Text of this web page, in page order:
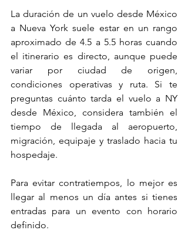
La duración de un vuelo desde México
a Nueva York suele estar en un rango
aproximado de 4.5 a 5.5 horas cuando
el itinerario es directo, aunque puede
variar por ciudad de origen,
condiciones operativas y ruta. Si te
preguntas cuánto tarda el vuelo a NY
desde México, considera también el
tiempo de llegada al aeropuerto,
migración, equipaje y traslado hacia tu
hospedaje.
Para evitar contratiempos, lo mejor es
llegar al menos un día antes si tienes
entradas para un evento con horario
definido.